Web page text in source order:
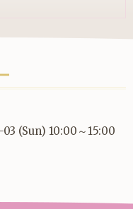
(Sun) 10:00～15:00